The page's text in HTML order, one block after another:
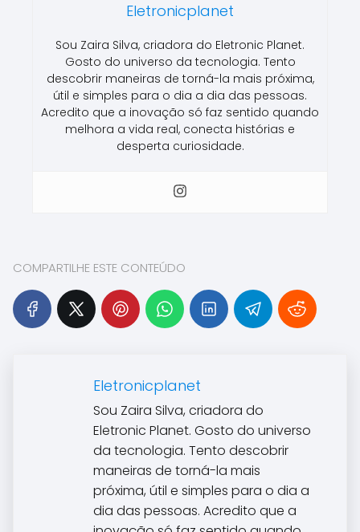
Eletronicplanet
Sou Zaira Silva, criadora do Eletronic Planet.
Gosto do universo da tecnologia. Tento
descobrir maneiras de torná-la mais próxima,
útil e simples para o dia a dia das pessoas.
Acredito que a inovação só faz sentido quando
melhora a vida real, conecta histórias e
desperta curiosidade.
COMPARTILHE ESTE CONTEÚDO
Eletronicplanet
Sou Zaira Silva, criadora do
Eletronic Planet. Gosto do universo
da tecnologia. Tento descobrir
maneiras de torná-la mais
próxima, útil e simples para o dia a
dia das pessoas. Acredito que a